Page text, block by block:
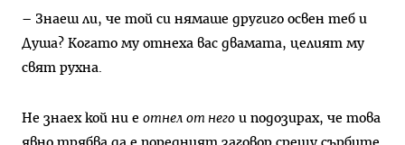
– Знаеш ли, че той си нямаше другиго освен теб и
Душа? Когато му отнеха вас двамата, целият му
свят рухна.
Не знаех кой ни е отнел от него и подозирах, че това